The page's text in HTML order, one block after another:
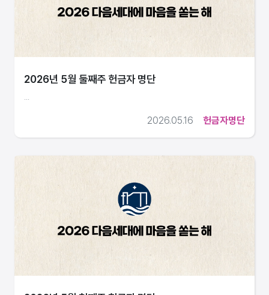
헌금자명단
2026.05.16
2026년 5월 둘째주 헌금자 명단